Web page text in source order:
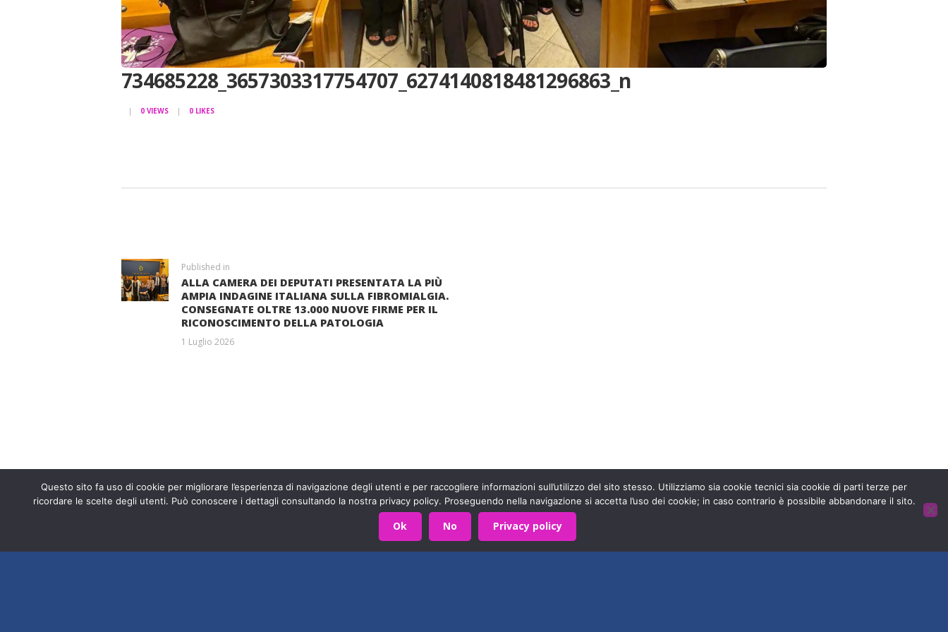
734685228_3657303317754707_6274140818481296863_n
0 VIEWS 0 LIKES
Published in
post:
ALLA CAMERA DEI DEPUTATI PRESENTATA LA PIÙ
AMPIA INDAGINE ITALIANA SULLA FIBROMIALGIA.
CONSEGNATE OLTRE 13.000 NUOVE FIRME PER IL
RICONOSCIMENTO DELLA PATOLOGIA
1 Luglio 2026
Fondazione ISAL © 2026 P. IVA 03932590403 Privacy Policy - Sviluppato daArchimede - A.S.I.
Questo sito fa uso di cookie per migliorare l’esperienza di navigazione degli utenti e per raccogliere informazioni sull’utilizzo del sito stesso. Utilizziamo sia cookie tecnici sia cookie di parti terze per
ricordare le scelte degli utenti. Può conoscere i dettagli consultando la nostra privacy policy. Proseguendo nella navigazione si accetta l’uso dei cookie; in caso contrario è possibile abbandonare il sito.
Ok No Privacy policy